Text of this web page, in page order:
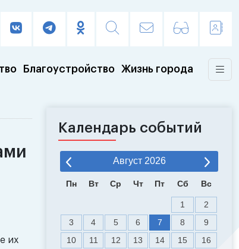
Благоустройство Жизнь города
их
Календарь событий
Август 2026
Пн Вт Ср Чт Пт Сб Вс
1
2
3
4 5 6 7 8
9
10
11 12 13 14 15
16